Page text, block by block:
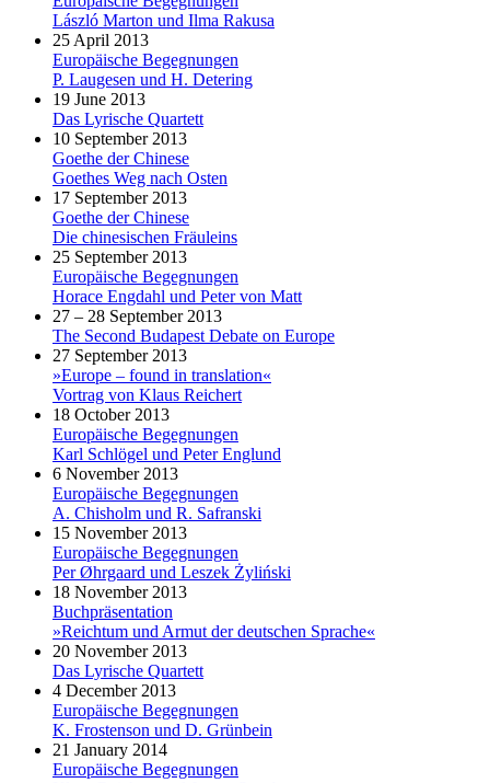
László Marton und Ilma Rakusa
25 April 2013
Europäische Begegnungen
P. Laugesen und H. Detering
19 June 2013
Das Lyrische Quartett
10 September 2013
Goethe der Chinese
Goethes Weg nach Osten
17 September 2013
Goethe der Chinese
Die chinesischen Fräuleins
25 September 2013
Europäische Begegnungen
Horace Engdahl und Peter von Matt
27 – 28 September 2013
The Second Budapest Debate on Europe
27 September 2013
»Europe – found in translation«
Vortrag von Klaus Reichert
18 October 2013
Europäische Begegnungen
Karl Schlögel und Peter Englund
6 November 2013
Europäische Begegnungen
A. Chisholm und R. Safranski
15 November 2013
Europäische Begegnungen
Per Øhrgaard und Leszek Żyliński
18 November 2013
Buchpräsentation
»Reichtum und Armut der deutschen Sprache«
20 November 2013
Das Lyrische Quartett
4 December 2013
Europäische Begegnungen
K. Frostenson und D. Grünbein
21 January 2014
Europäische Begegnungen